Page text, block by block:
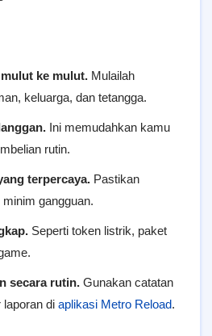
ke mulut. Mulailah
keluarga, dan tetangga.
Ini memudahkan kamu
rutin.
terpercaya. Pastikan
gangguan.
Seperti token listrik, paket
secara rutin. Gunakan catatan
laporan di aplikasi Metro Reload.